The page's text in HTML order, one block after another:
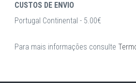
CUSTOS DE ENVIO
Portugal Continental - 5.00€
Para mais informações consulte